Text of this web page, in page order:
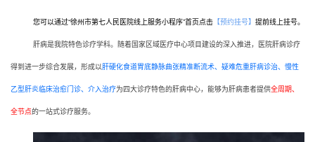
您可以通过“徐州市第七人民医院线上服务小程序”首页点击 【预约挂号】 提前线上挂号。
肝病是我院特色诊疗学科。随着国家区域医疗中心项目建设的深入推进，医院肝病诊疗
得到进一步综合发展，形成以肝硬化食道胃底静脉曲张精准断流术、疑难危重肝病诊治、慢性
乙型肝炎临床治愈门诊、介入治疗为四大诊疗特色的肝病中心，能够为肝病患者提供全周期、
全节点的一站式诊疗服务。